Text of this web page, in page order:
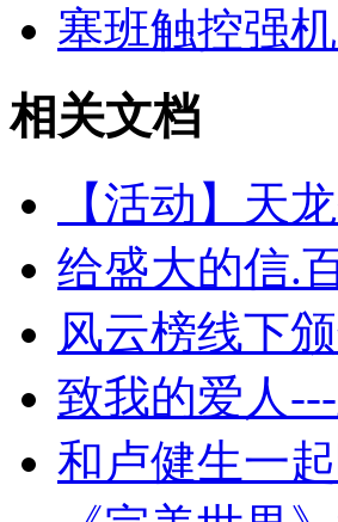
塞班触控强
相关文档
【活动】天
给盛大的信.
风云榜线下
致我的爱人
和卢健生一